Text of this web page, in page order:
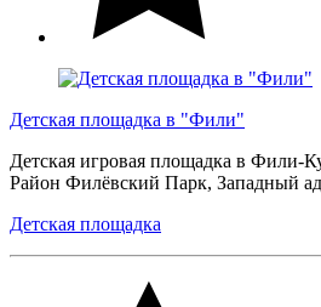
Детская площадка в "Фили"
Детская игровая площадка в Фили-
Район Филёвский Парк, Западный
Детская площадка